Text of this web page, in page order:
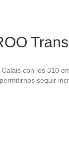
con los 310
seguir